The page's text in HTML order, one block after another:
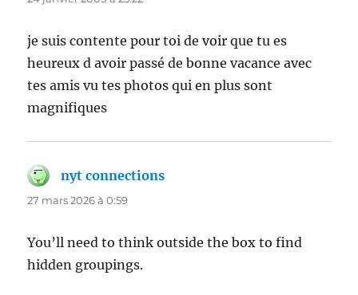
je suis contente pour toi de voir que tu es
heureux d avoir passé de bonne vacance avec
tes amis vu tes photos qui en plus sont
magnifiques
nyt connections
27 mars 2026 à 0:59
You’ll need to think outside the box to find
hidden groupings.